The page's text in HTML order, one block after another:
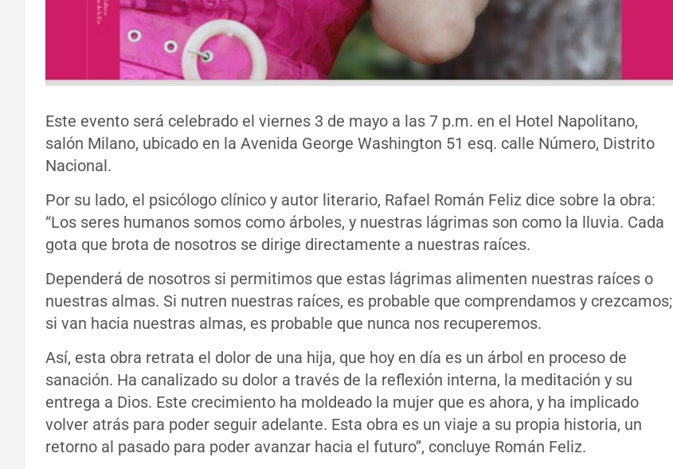
Este evento será celebrado el viernes 3 de mayo a las 7 p.m. en el Hotel Napolitano,
salón Milano, ubicado en la Avenida George Washington 51 esq. calle Número, Distrito
Nacional.
Por su lado, el psicólogo clínico y autor literario, Rafael Román Feliz dice sobre la obra:
“Los seres humanos somos como árboles, y nuestras lágrimas son como la lluvia. Cada
gota que brota de nosotros se dirige directamente a nuestras raíces.
Dependerá de nosotros si permitimos que estas lágrimas alimenten nuestras raíces o
nuestras almas. Si nutren nuestras raíces, es probable que comprendamos y crezcamos;
si van hacia nuestras almas, es probable que nunca nos recuperemos.
Así, esta obra retrata el dolor de una hija, que hoy en día es un árbol en proceso de
sanación. Ha canalizado su dolor a través de la reflexión interna, la meditación y su
entrega a Dios. Este crecimiento ha moldeado la mujer que es ahora, y ha implicado
volver atrás para poder seguir adelante. Esta obra es un viaje a su propia historia, un
retorno al pasado para poder avanzar hacia el futuro”, concluye Román Feliz.